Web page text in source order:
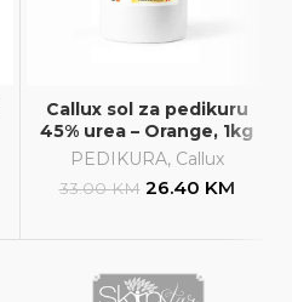
Callux sol za pedikuru
45% urea – Orange, 1kg
PEDIKURA, Callux
33.00KM 26.40 KM